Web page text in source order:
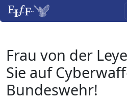
Frau von der
Sie auf
Bundeswehr!